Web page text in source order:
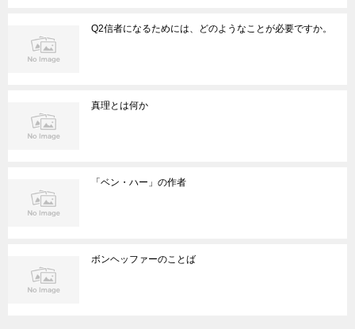
Q2信者になるためには、どのようなことが必要ですか。
真理とは何か
「ベン・ハー」の作者
ボンヘッファーのことば